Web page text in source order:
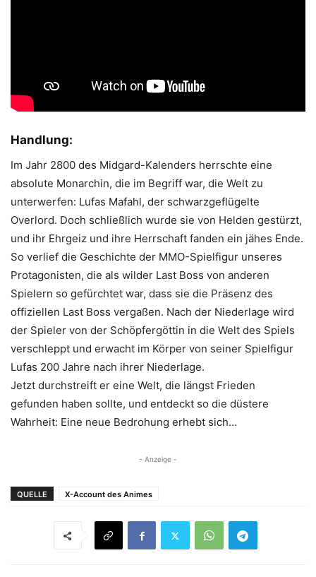
Handlung:
Im Jahr 2800 des Midgard-Kalenders herrschte eine
absolute Monarchin, die im Begriff war, die Welt zu
unterwerfen: Lufas Mafahl, der schwarzgeflügelte
Overlord. Doch schließlich wurde sie von Helden gestürzt,
und ihr Ehrgeiz und ihre Herrschaft fanden ein jähes Ende.
So verlief die Geschichte der MMO-Spielfigur unseres
Protagonisten, die als wilder Last Boss von anderen
Spielern so gefürchtet war, dass sie die Präsenz des
offiziellen Last Boss vergaßen. Nach der Niederlage wird
der Spieler von der Schöpfergöttin in die Welt des Spiels
verschleppt und erwacht im Körper von seiner Spielfigur
Lufas 200 Jahre nach ihrer Niederlage.
Jetzt durchstreift er eine Welt, die längst Frieden
gefunden haben sollte, und entdeckt so die düstere
Wahrheit: Eine neue Bedrohung erhebt sich…
- Anzeige -
QUELLE X-Account des Animes